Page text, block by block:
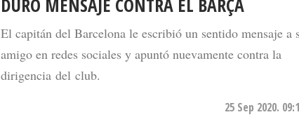
El capitán del Barcelona le escribió un sentido mensaje a su
amigo en redes sociales y apuntó nuevamente contra la
dirigencia del club.